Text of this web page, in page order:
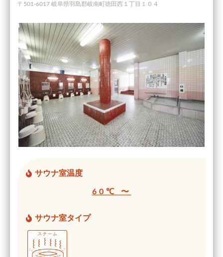
〒501-6017 岐阜県羽島郡岐南町徳田西１丁目１０４
サウナ室温度
60℃ 〜
サウナ室タイプ